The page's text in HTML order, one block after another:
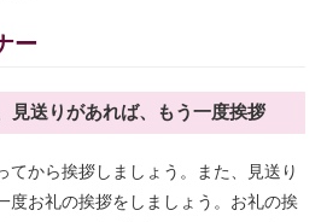
ー
見送りがあれば、もう一度挨拶
てから挨拶しましょう。また、見送り
度お礼の挨拶をしましょう。お礼の挨